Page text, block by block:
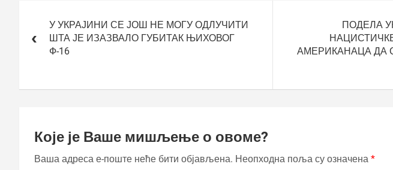
чланкаУ УКРАЈИНИ СЕ ЈОШ НЕ МОГУ ОДЛУЧИТИ
ШТА ЈЕ ИЗАЗВАЛО ГУБИТАК ЊИХОВОГ
Ф-16
ПОДЕЛА
АМЕРИКАНАЦА ДА
Које је Ваше мишљење о овоме?
Ваша адреса е-поште неће бити објављена. Неопходна поља су означена *